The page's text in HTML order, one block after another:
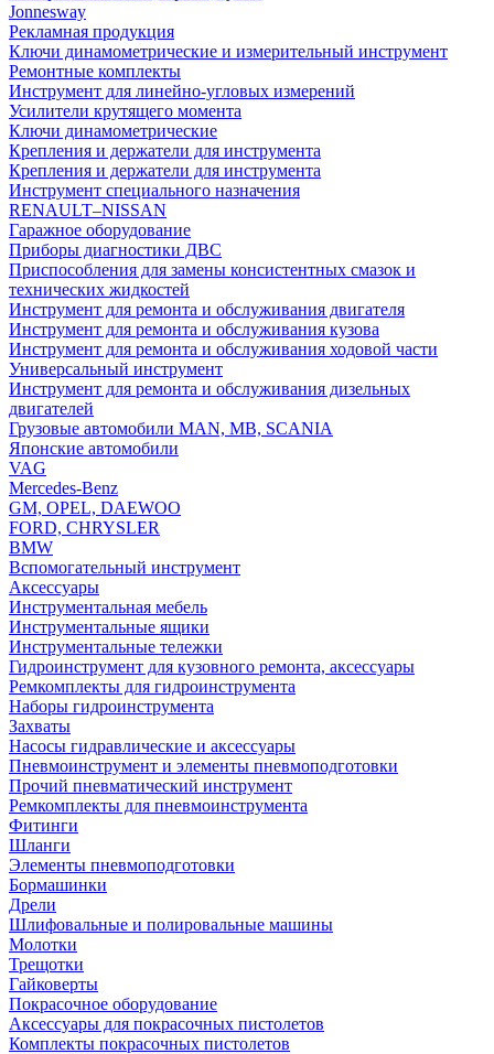
Jonnesway
Рекламная продукция
Ключи динамометрические и измерительный инструмент
Ремонтные комплекты
Инструмент для линейно-угловых измерений
Усилители крутящего момента
Ключи динамометрические
Крепления и держатели для инструмента
Крепления и держатели для инструмента
Инструмент специального назначения
RENAULT–NISSAN
Гаражное оборудование
Приборы диагностики ДВС
Приспособления для замены консистентных смазок и
технических жидкостей
Инструмент для ремонта и обслуживания двигателя
Инструмент для ремонта и обслуживания кузова
Инструмент для ремонта и обслуживания ходовой части
Универсальный инструмент
Инструмент для ремонта и обслуживания дизельных
двигателей
Грузовые автомобили MAN, MB, SCANIA
Японские автомобили
VAG
Mercedes-Benz
GM, OPEL, DAEWOO
FORD, CHRYSLER
BMW
Вспомогательный инструмент
Аксессуары
Инструментальная мебель
Инструментальные ящики
Инструментальные тележки
Гидроинструмент для кузовного ремонта, аксессуары
Ремкомплекты для гидроинструмента
Наборы гидроинструмента
Захваты
Насосы гидравлические и аксессуары
Пневмоинструмент и элементы пневмоподготовки
Прочий пневматический инструмент
Ремкомплекты для пневмоинструмента
Фитинги
Шланги
Элементы пневмоподготовки
Бормашинки
Дрели
Шлифовальные и полировальные машины
Молотки
Трещотки
Гайковерты
Покрасочное оборудование
Аксессуары для покрасочных пистолетов
Комплекты покрасочных пистолетов